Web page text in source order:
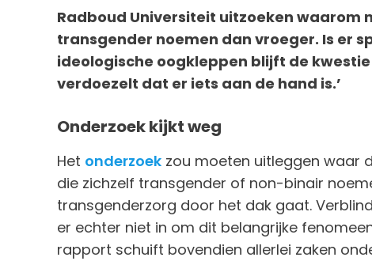
Radboud Universiteit uitzoeken waarom
transgender noemen dan vroeger. Is er
ideologische oogkleppen blijft de
verdoezelt dat er iets aan de hand is.’
Onderzoek kijkt weg
Het onderzoek zou moeten uitleggen waar
die zichzelf transgender of non-binair
transgenderzorg door het dak gaat.
er echter niet in om dit belangrijke
rapport schuift bovendien allerlei zaken